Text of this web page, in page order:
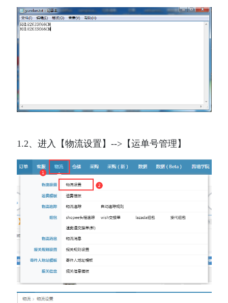
1.2、进入【物流设置】-->【运单号管理】